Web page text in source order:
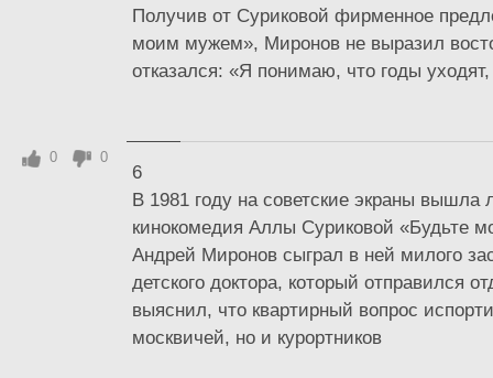
Получив от Суриковой фирменное
моим мужем», Миронов не выразил
отказался: «Я понимаю, что годы
6
В 1981 году на советские экраны вышла
кинокомедия Аллы Суриковой «Будьте
Андрей Миронов сыграл в ней милого
детского доктора, который отправился
выяснил, что квартирный вопрос
москвичей, но и курортников
0 0